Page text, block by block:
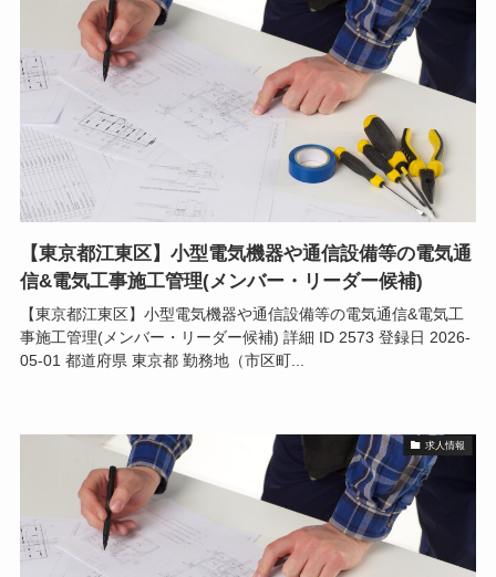
【東京都江東区】小型電気機器や通信設備等の電気通
信&電気工事施工管理(メンバー・リーダー候補)
【東京都江東区】小型電気機器や通信設備等の電気通信&電気工
事施工管理(メンバー・リーダー候補) 詳細 ID 2573 登録日 2026-
05-01 都道府県 東京都 勤務地（市区町...
求人情報